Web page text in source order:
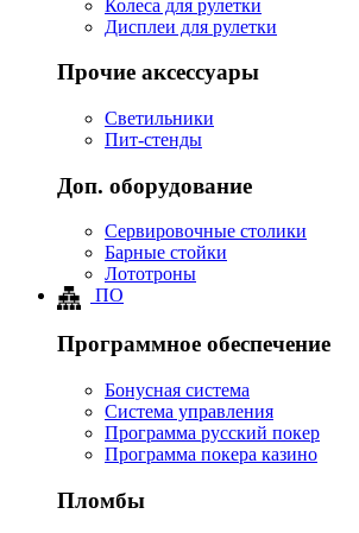
Колеса для рулетки
Дисплеи для рулетки
Прочие аксессуары
Светильники
Пит-стенды
Доп. оборудование
Сервировочные столики
Барные стойки
Лототроны
ПО
Программное обеспечение
Бонусная система
Система управления
Программа русский покер
Программа покера казино
Пломбы